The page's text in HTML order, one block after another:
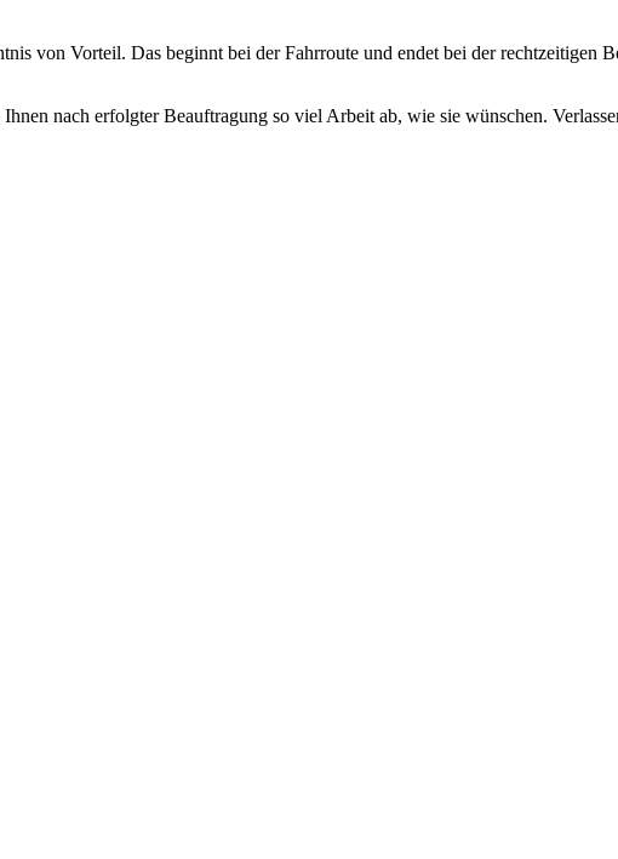
von Vorteil. Das beginnt bei der Fahrroute und endet bei der rechtzeitigen
nach erfolgter Beauftragung so viel Arbeit ab, wie sie wünschen.